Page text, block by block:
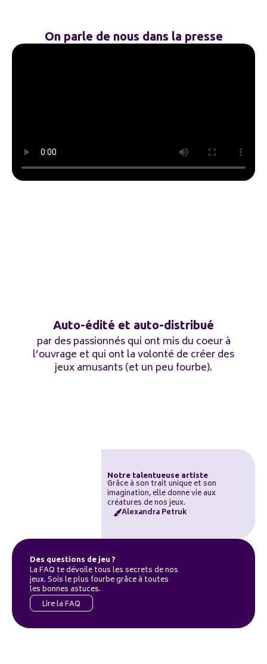
On parle de nous dans la presse
Auto-édité et auto-distribué
par des passionnés qui ont mis du coeur à
l’ouvrage et qui ont la volonté de créer des
jeux amusants (et un peu fourbe).
Notre talentueuse artiste
Grâce à son trait unique et son
imagination, elle donne vie aux
créatures de nos jeux.
Alexandra Petruk
Des questions de jeu ?
La FAQ te dévoile tous les secrets de nos
jeux. Sois le plus fourbe grâce à toutes
les bonnes astuces.
Lire la FAQ